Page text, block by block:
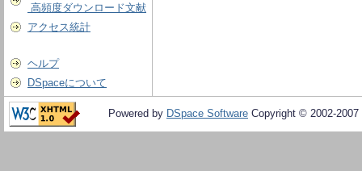
高頻度ダウンロード文献
アクセス統計
ヘルプ
DSpaceについて
Powered by DSpace Software Copyright © 2002-2007